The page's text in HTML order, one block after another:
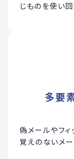
じものを使い
多要
偽メールやフ
覚えのないメー